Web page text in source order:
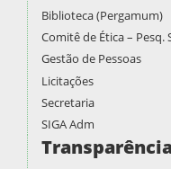
Biblioteca (Pergamum)
Comitê de Ética – Pesq.
Gestão de Pessoas
Licitações
Secretaria
SIGA Adm